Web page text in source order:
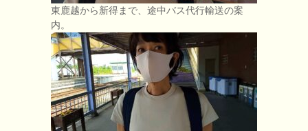
東鹿越から新得まで、途中バス代行輸送の案
内。